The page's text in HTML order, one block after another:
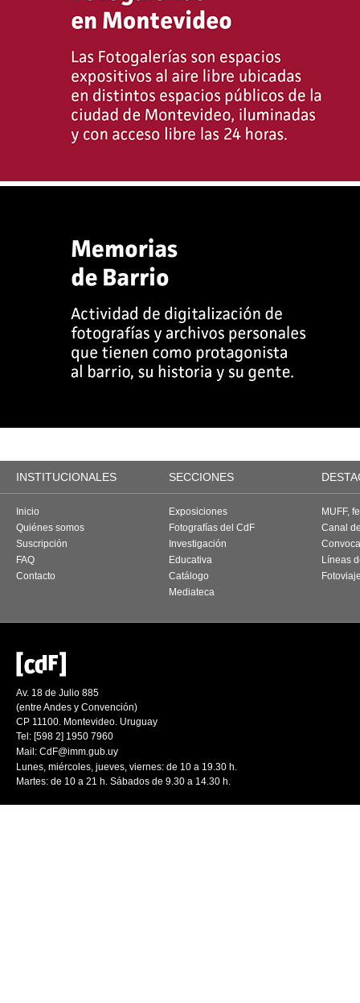
INSTITUCIONALES SECCIONES
Inicio
Quiénes somos
Suscripción
FAQ
Contacto
Exposiciones
Fotografías del CdF
Investigación
Educativa
Catálogo
Mediateca
MUFF,
Canal
Líneas
Av. 18 de Julio 885
(entre Andes y Convención)
CP 11100. Montevideo. Uruguay
Tel: [598 2] 1950 7960
Mail: CdF@imm.gub.uy
Lunes, miércoles, jueves, viernes: de 10 a 19.30 h.
Martes: de 10 a 21 h. Sábados de 9.30 a 14.30 h.